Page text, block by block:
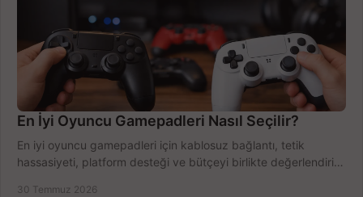
En İyi Oyuncu Gamepadleri Nasıl Seçilir?
En iyi oyuncu gamepadleri için kablosuz bağlantı, tetik
hassasiyeti, platform desteği ve bütçeyi birlikte değerlendirin;
30 Temmuz 2026